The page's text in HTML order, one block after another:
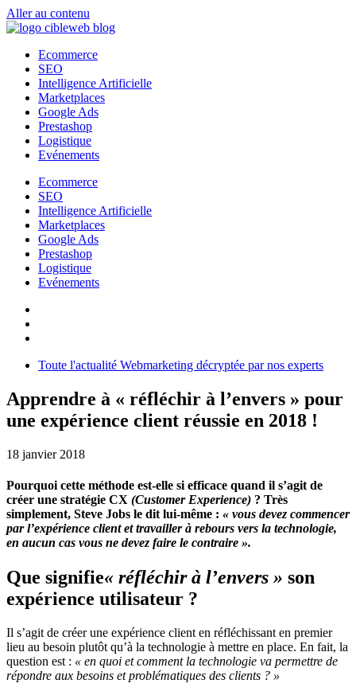
Aller au contenu
Ecommerce
SEO
Intelligence Artificielle
Marketplaces
Google Ads
Prestashop
Logistique
Evénements
Ecommerce
SEO
Intelligence Artificielle
Marketplaces
Google Ads
Prestashop
Logistique
Evénements
Toute l'actualité Webmarketing décryptée par nos experts
Apprendre à « réfléchir à l’envers » pour
une expérience client réussie en 2018 !
18 janvier 2018
Pourquoi cette méthode est-elle si efficace quand il s’agit de
créer une stratégie CX (Customer Experience) ? Très
simplement, Steve Jobs le dit lui-même : « vous devez commencer
par l’expérience client et travailler à rebours vers la technologie,
en aucun cas vous ne devez faire le contraire ».
Que signifie« réfléchir à l’envers » son
expérience utilisateur ?
Il s’agit de créer une expérience client en réfléchissant en premier
lieu au besoin plutôt qu’à la technologie à mettre en place. En fait, la
question est : « en quoi et comment la technologie va permettre de
répondre aux besoins et problématiques des clients ? »